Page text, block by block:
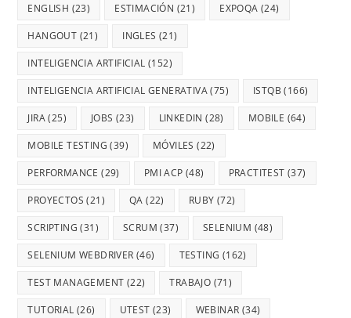
ENGLISH (23) ESTIMACIÓN (21) EXPOQA (24)
HANGOUT (21) INGLES (21)
INTELIGENCIA ARTIFICIAL (152)
INTELIGENCIA ARTIFICIAL GENERATIVA(75) ISTQB (166)
JIRA(25) JOBS (23) LINKEDIN (28) MOBILE (64)
MOBILE TESTING (39) MÓVILES (22)
PERFORMANCE (29) PMI ACP (48) PRACTITEST (37)
PROYECTOS (21) QA (22) RUBY (72)
SCRIPTING (31) SCRUM (37) SELENIUM (48)
SELENIUM WEBDRIVER (46) TESTING (162)
TEST MANAGEMENT (22) TRABAJO (71)
TUTORIAL (26) UTEST (23) WEBINAR (34)